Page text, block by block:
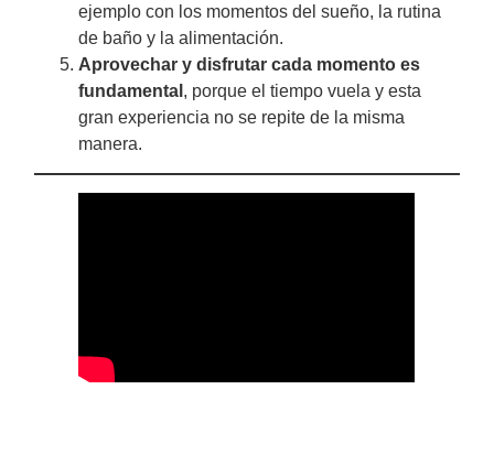
ejemplo con los momentos del sueño, la rutina
de baño y la alimentación.
Aprovechar y disfrutar cada momento es
fundamental , porque el tiempo vuela y esta
gran experiencia no se repite de la misma
manera.